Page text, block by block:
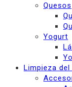
Quesos
Yogurt
Limpieza del